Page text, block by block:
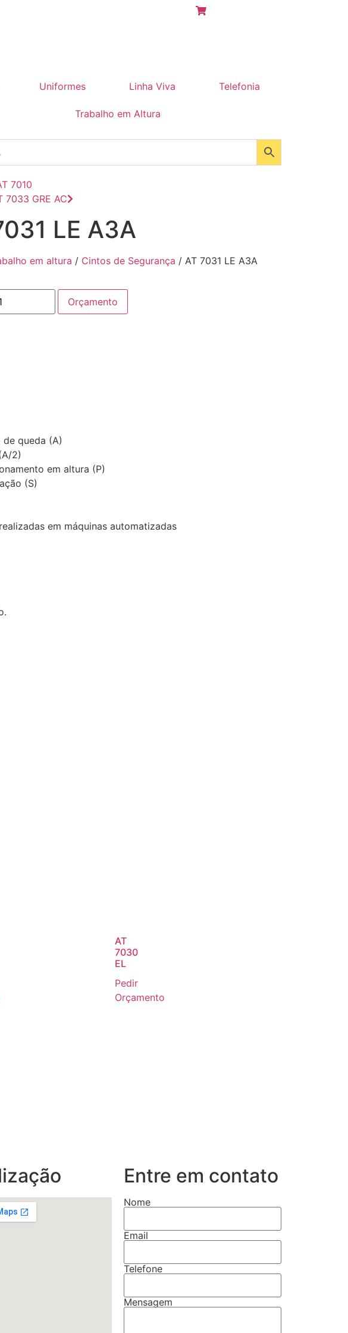
Uniformes Linha Viva Telefonia
Trabalho em Altura
7010
7033 GRE AC
LE A3A
em altura / Cintos de Segurança / AT 7031 LE A3A
Orçamento
de queda (A)
2)
em altura (P)
(S)
em máquinas automatizadas
AT
7030
EL
Pedir
Orçamento
Entre em contato
Nome
Email
Telefone
Mensagem